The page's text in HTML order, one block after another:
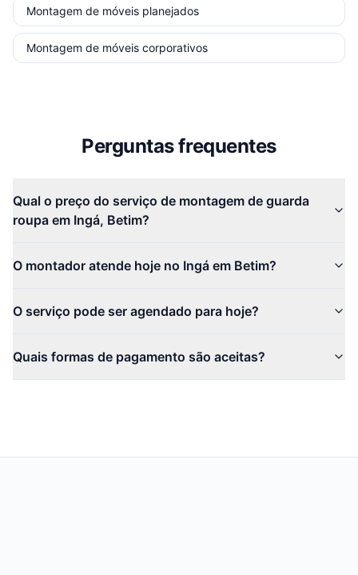
Montagem de móveis planejados
Montagem de móveis corporativos
Perguntas frequentes
Qual o preço do serviço de montagem de guarda
roupa em Ingá, Betim?
O montador atende hoje no Ingá em Betim?
O serviço pode ser agendado para hoje?
Quais formas de pagamento são aceitas?